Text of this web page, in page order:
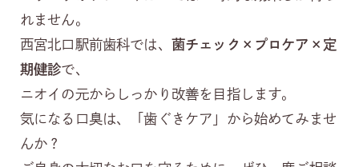
れません。
西宮北口駅前歯科では、 菌チェック×プロケア×定
期健診で、
ニオイの元からしっかり改善を目指します。
気になる口臭は、「歯ぐきケア」から始めてみませ
んか？